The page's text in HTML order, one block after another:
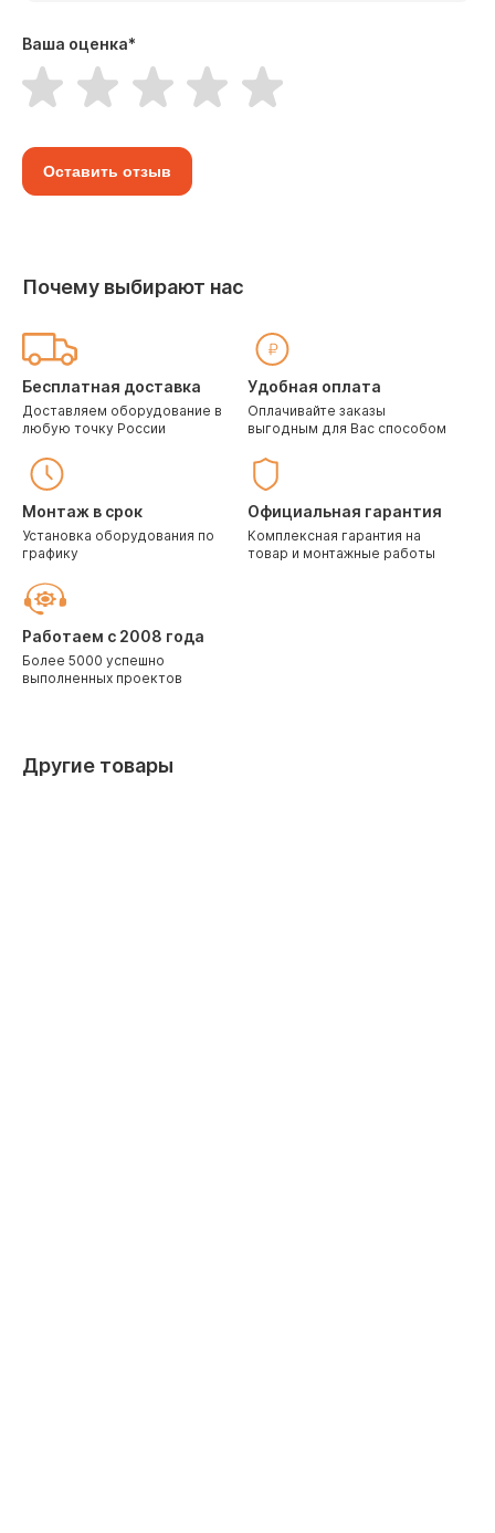
Ваша оценка*
Оставить отзыв
Почему выбирают нас
Бесплатная доставка
Доставляем оборудование в
любую точку России
Удобная оплата
Оплачивайте заказы
выгодным для Вас способом
Монтаж в срок
Установка оборудования по
графику
Официальная гарантия
Комплексная гарантия на
товар и монтажные работы
Работаем с 2008 года
Более 5000 успешно
выполненных проектов
Другие товары